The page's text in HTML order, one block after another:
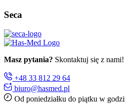
Seca
Masz pytania? Skontaktuj się z nami!
+48 33 812 29 64
biuro@hasmed.pl
Od poniedziałku do piątku w